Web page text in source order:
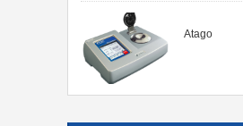
Atago